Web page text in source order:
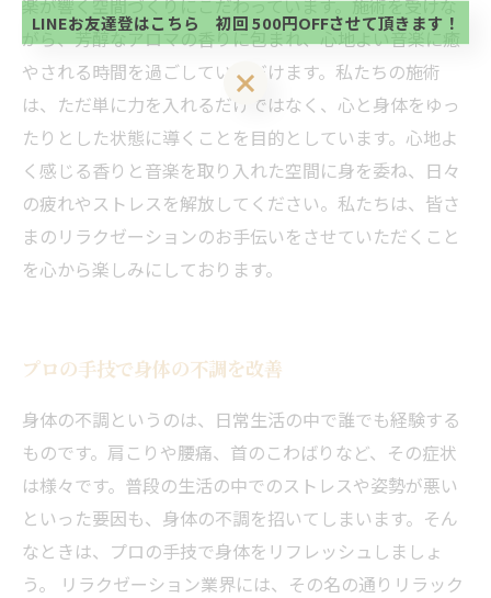
がら、芳醇なアロマの香りに包まれ、心地よい音楽に癒
やされる時間を過ごしていただけます。私たちの施術
は、ただ単に力を入れるだけではなく、心と身体をゆっ
たりとした状態に導くことを目的としています。心地よ
く感じる香りと音楽を取り入れた空間に身を委ね、日々
の疲れやストレスを解放してください。私たちは、皆さ
まのリラクゼーションのお手伝いをさせていただくこと
を心から楽しみにしております。
プロの手技で身体の不調を改善
身体の不調というのは、日常生活の中で誰でも経験する
ものです。肩こりや腰痛、首のこわばりなど、その症状
は様々です。普段の生活の中でのストレスや姿勢が悪い
といった要因も、身体の不調を招いてしまいます。そん
なときは、プロの手技で身体をリフレッシュしましょ
う。 リラクゼーション業界には、その名の通りリラック
方、不必要な方 お手数ですが、✖印でお閉じ下さ
い。
LINEお友達登はこちら 初回 500円OFFさせて頂きます！
LINEお友達登はこちら 初回 500円OFFさせて頂きます！